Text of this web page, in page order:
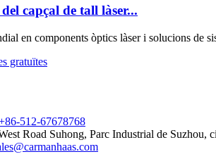
capçal de tall làser...
en components òptics làser i solucions de
gratuïtes
512-67678768
Road Suhong, Parc Industrial de Suzhou,